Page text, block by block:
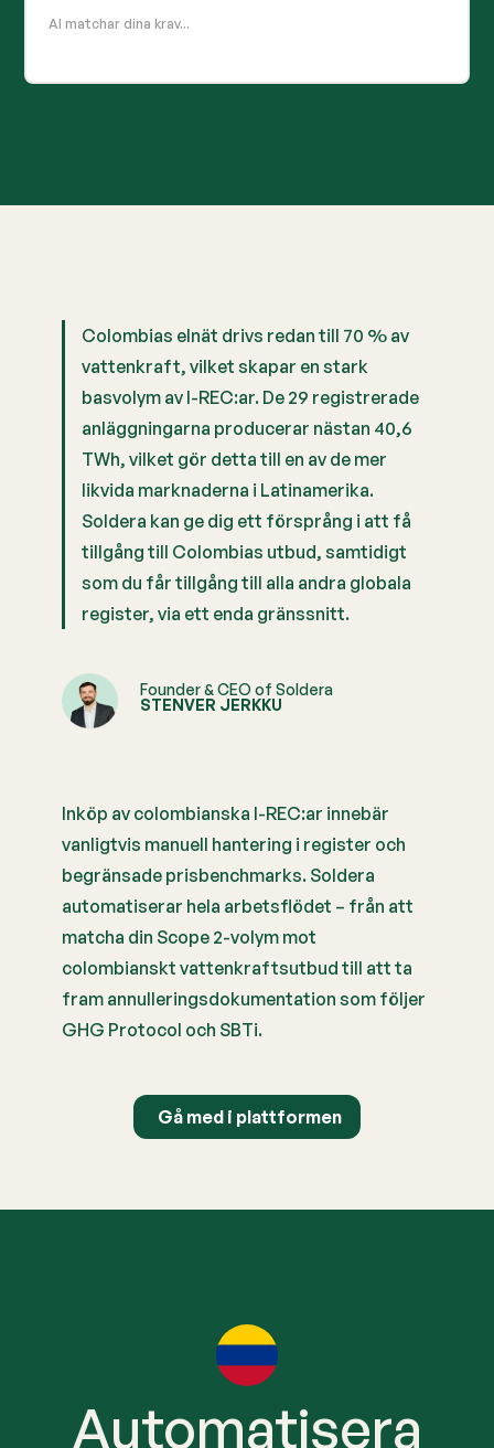
AI matchar dina krav...
Colombias elnät drivs redan till 70 % av
vattenkraft, vilket skapar en stark
basvolym av I-REC:ar. De 29 registrerade
anläggningarna producerar nästan 40,6
TWh, vilket gör detta till en av de mer
likvida marknaderna i Latinamerika.
Soldera kan ge dig ett försprång i att få
tillgång till Colombias utbud, samtidigt
som du får tillgång till alla andra globala
register, via ett enda gränssnitt.
Founder & CEO of Soldera
STENVER JERKKU
Inköp av colombianska I-REC:ar innebär
vanligtvis manuell hantering i register och
begränsade prisbenchmarks. Soldera
automatiserar hela arbetsflödet – från att
matcha din Scope 2-volym mot
colombianskt vattenkraftsutbud till att ta
fram annulleringsdokumentation som följer
GHG Protocol och SBTi.
Gå med i plattformen
Automatisera